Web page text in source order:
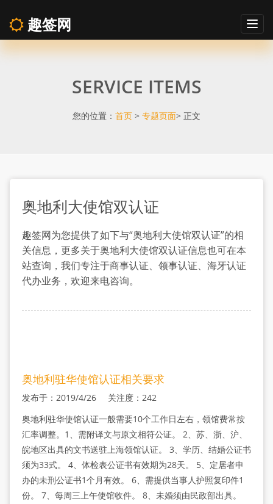
奥
使
馆
双
认
证
趣签网
SERVICE ITEMS
您的位置： 首页 > 专题页面> 正文
奥地利大使馆双认证
趣签网为您提供了如下与“奥地利大使馆双认证”的相
关信息，更多关于奥地利大使馆双认证信息也可在本
站查询，我们专注于商事认证、领事认证、海牙认证
代办业务，欢迎来电咨询。
奥地利驻华使馆认证相关要求
发布于：2019/4/26 关注度：242
奥地利驻华使馆认证一般需要10个工作日左右，领馆费常按
汇率调整。1、需附译文与原文相符公证。 2、苏、浙、沪、
皖地区出具的文书送驻上海领馆认证。 3、学历、结婚公证书
须为33式。 4、体检表公证书有效期为28天。 5、定居者申
办的未刑公证书1个月有效。 6、需提供当事人护照复印件1
份。 7、每周三上午使馆收件。 8、未婚须由民政部出具。